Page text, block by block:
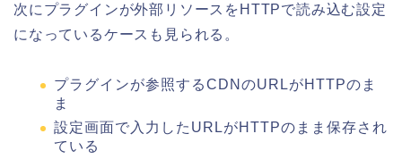
次にプラグインが外部リソースをHTTPで読み込む設定
になっているケースも見られる。
プラグインが参照するCDNのURLがHTTPのま
ま
設定画面で入力したURLがHTTPのまま保存され
ている